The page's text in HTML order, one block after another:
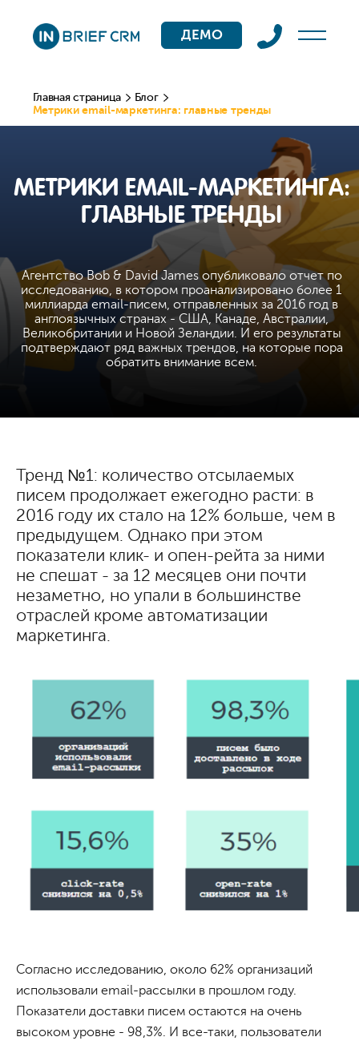
ДЕМО
Главная страница
Блог
Метрики email-маркетинга: главные тренды
МЕТРИКИ EMAIL-МАРКЕТИНГА:
ГЛАВНЫЕ ТРЕНДЫ
Агентство Bob & David James опубликовало отчет по
исследованию, в котором проанализировано более 1
миллиарда email-писем, отправленных за 2016 год в
англоязычных странах - США, Канаде, Австралии,
Великобритании и Новой Зеландии. И его результаты
подтверждают ряд важных трендов, на которые пора
обратить внимание всем.
Тренд №1: количество отсылаемых
писем продолжает ежегодно расти: в
2016 году их стало на 12% больше, чем в
предыдущем. Однако при этом
показатели клик- и опен-рейта за ними
не спешат - за 12 месяцев они почти
незаметно, но упали в большинстве
отраслей кроме автоматизации
маркетинга.
Согласно исследованию, около 62% организаций
использовали email-рассылки в прошлом году.
Показатели доставки писем остаются на очень
высоком уровне - 98,3%. И все-таки, пользователи